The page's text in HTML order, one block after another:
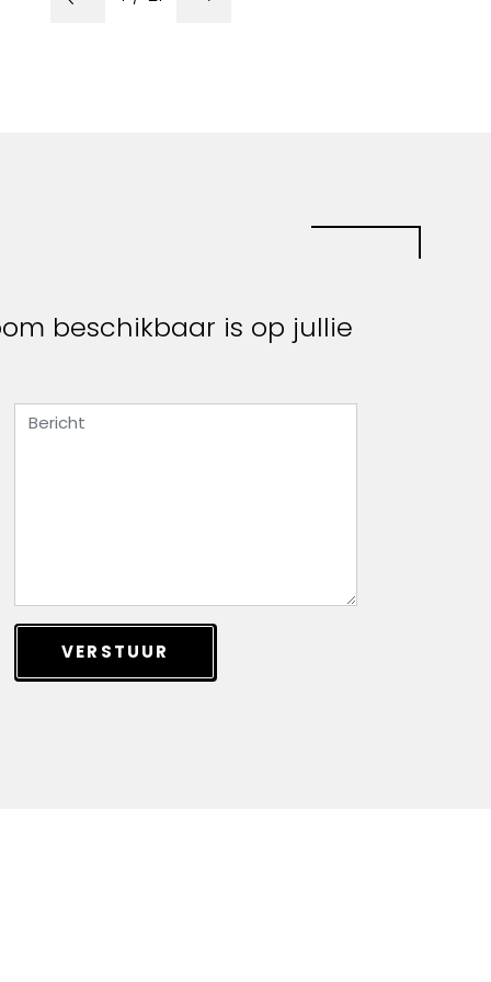
beschikbaar is op jullie
VERSTUUR